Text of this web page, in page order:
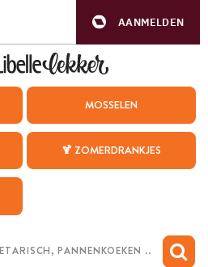
AANMELDEN
MOSSELEN
🍹 ZOMERDRANKJES